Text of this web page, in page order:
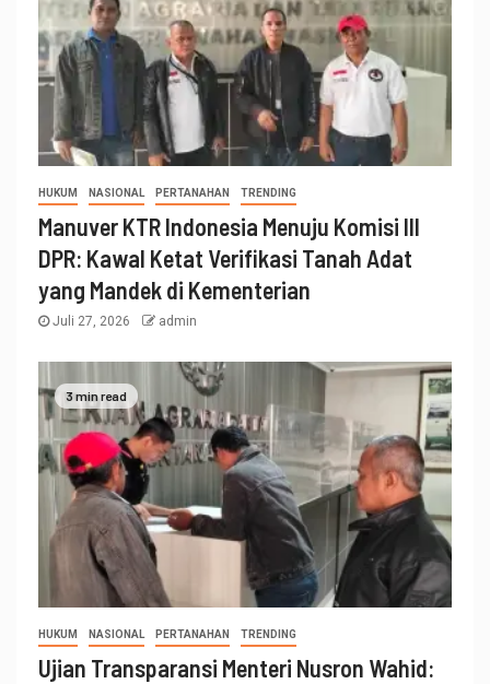
HUKUM NASIONAL PERTANAHAN TRENDING
Manuver KTR Indonesia Menuju Komisi III
DPR: Kawal Ketat Verifikasi Tanah Adat
yang Mandek di Kementerian
Juli 27, 2026 admin
3 min read
HUKUM NASIONAL PERTANAHAN TRENDING
Ujian Transparansi Menteri Nusron Wahid: